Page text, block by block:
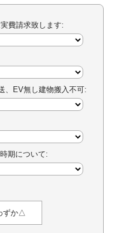
費請求致します:
、EV無し建物搬入不可:
期について:
ずか△